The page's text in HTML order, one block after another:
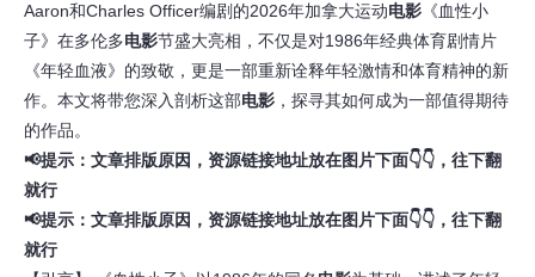
Aaron和Charles Officer编剧的2026年加拿大运动电影 《血性小
子》在多伦多电影节盛大亮相，不仅是对1986年经典体育剧情片
《年轻血液》的致敬，更是一部重新诠释年轻激情和体育精神的新
作。本文将带您深入剖析这部电影 ，探寻其如何成为一部值得期待
的作品。
📢提示：文章排版原因，资源链接地址放在图片下面👇👇，往下翻
就行
📢提示：文章排版原因，资源链接地址放在图片下面👇👇，往下翻
就行